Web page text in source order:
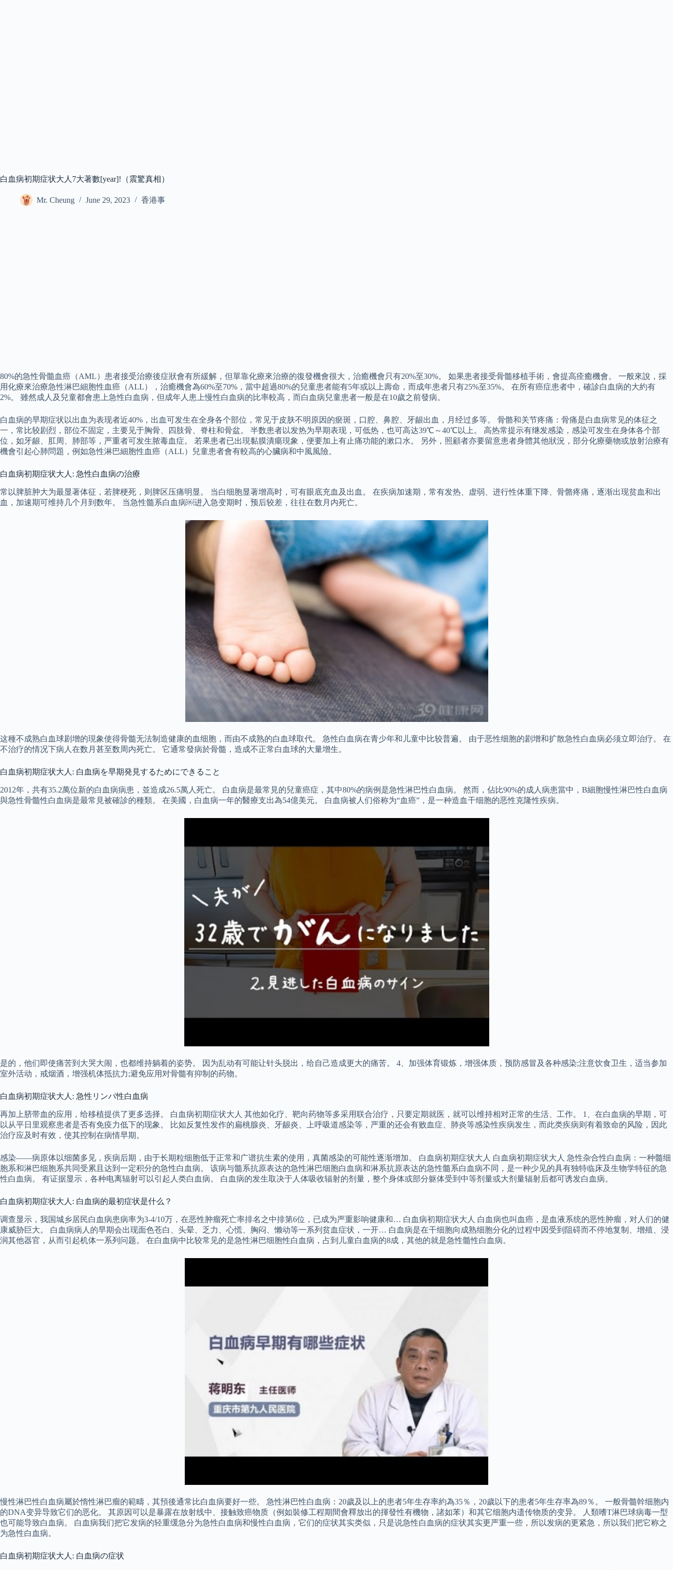
白血病初期症状大人7大著數[year]!（震驚真相）
Mr. Cheung June 29, 2023 香港事
80%的急性骨髓血癌（AML）患者接受治療後症狀會有所緩解，但單靠化療來治療的復發機會很大，治癒機會只有20%至30%。 如果患者接受骨髓移植手術，會提高痊癒機會。 一般來說，採
用化療來治療急性淋巴細胞性血癌（ALL），治癒機會為60%至70%，當中超過80%的兒童患者能有5年或以上壽命，而成年患者只有25%至35%。 在所有癌症患者中，確診白血病的大約有
2%。 雖然成人及兒童都會患上急性白血病，但成年人患上慢性白血病的比率較高，而白血病兒童患者一般是在10歲之前發病。
白血病的早期症状以出血为表现者近40%，出血可发生在全身各个部位，常见于皮肤不明原因的瘀斑，口腔、鼻腔、牙龈出血，月经过多等。 骨骼和关节疼痛：骨痛是白血病常见的体征之
一，常比较剧烈，部位不固定，主要见于胸骨、四肢骨、脊柱和骨盆。 半数患者以发热为早期表现，可低热，也可高达39℃～40℃以上。 高热常提示有继发感染，感染可发生在身体各个部
位，如牙龈、肛周、肺部等，严重者可发生脓毒血症。 若果患者已出現黏膜潰瘍現象，便要加上有止痛功能的漱口水。 另外，照顧者亦要留意患者身體其他狀況，部分化療藥物或放射治療有
機會引起心肺問題，例如急性淋巴細胞性血癌（ALL）兒童患者會有較高的心臟病和中風風險。
白血病初期症状大人: 急性白血病の治療
常以脾脏肿大为最显著体征，若脾梗死，则脾区压痛明显。 当白细胞显著增高时，可有眼底充血及出血。 在疾病加速期，常有发热、虚弱、进行性体重下降、骨骼疼痛，逐渐出现贫血和出
血，加速期可维持几个月到数年。 当急性髓系白血病￼进入急变期时，预后较差，往往在数月内死亡。
这種不成熟白血球剧增的現象使得骨髓无法制造健康的血细胞，而由不成熟的白血球取代。 急性白血病在青少年和儿童中比较普遍。 由于恶性细胞的剧增和扩散急性白血病必须立即治疗。 在
不治疗的情况下病人在数月甚至数周内死亡。 它通常發病於骨髓，造成不正常白血球的大量增生。
白血病初期症状大人: 白血病を早期発見するためにできること
2012年，共有35.2萬位新的白血病病患，並造成26.5萬人死亡。 白血病是最常見的兒童癌症，其中80%的病例是急性淋巴性白血病。 然而，佔比90%的成人病患當中，B細胞慢性淋巴性白血病
與急性骨髓性白血病是最常見被確診的種類。 在美國，白血病一年的醫療支出為54億美元。 白血病被人们俗称为“血癌”，是一种造血干细胞的恶性克隆性疾病。
是的，他们即使痛苦到大哭大闹，也都维持躺着的姿势。 因为乱动有可能让针头脱出，给自己造成更大的痛苦。 4、加强体育锻炼，增强体质，预防感冒及各种感染;注意饮食卫生，适当参加
室外活动，戒烟酒，增强机体抵抗力;避免应用对骨髓有抑制的药物。
白血病初期症状大人: 急性リンパ性白血病
再加上脐带血的应用，给移植提供了更多选择。 白血病初期症状大人 其他如化疗、靶向药物等多采用联合治疗，只要定期就医，就可以维持相对正常的生活、工作。 1、在白血病的早期，可
以从平日里观察患者是否有免疫力低下的现象。 比如反复性发作的扁桃腺炎、牙龈炎、上呼吸道感染等，严重的还会有败血症、肺炎等感染性疾病发生，而此类疾病则有着致命的风险，因此
治疗应及时有效，使其控制在病情早期。
感染——病原体以细菌多见，疾病后期，由于长期粒细胞低于正常和广谱抗生素的使用，真菌感染的可能性逐渐增加。 白血病初期症状大人 白血病初期症状大人 急性杂合性白血病：一种髓细
胞系和淋巴细胞系共同受累且达到一定积分的急性白血病。 该病与髓系抗原表达的急性淋巴细胞白血病和淋系抗原表达的急性髓系白血病不同，是一种少见的具有独特临床及生物学特征的急
性白血病。 有证据显示，各种电离辐射可以引起人类白血病。 白血病的发生取决于人体吸收辐射的剂量，整个身体或部分躯体受到中等剂量或大剂量辐射后都可诱发白血病。
白血病初期症状大人: 白血病的最初症状是什么？
调查显示，我国城乡居民白血病患病率为3-4/10万，在恶性肿瘤死亡率排名之中排第6位，已成为严重影响健康和… 白血病初期症状大人 白血病也叫血癌，是血液系统的恶性肿瘤，对人们的健
康威胁巨大。 白血病病人的早期会出现面色苍白、头晕、乏力、心慌、胸闷、懒动等一系列贫血症状，一开… 白血病是在干细胞向成熟细胞分化的过程中因受到阻碍而不停地复制、增殖、浸
润其他器官，从而引起机体一系列问题。 在白血病中比较常见的是急性淋巴细胞性白血病，占到儿童白血病的8成，其他的就是急性髓性白血病。
慢性淋巴性白血病屬於惰性淋巴瘤的範疇，其預後通常比白血病要好一些。 急性淋巴性白血病：20歲及以上的患者5年生存率約為35％，20歲以下的患者5年生存率為89％。 一般骨髓幹细胞内
的DNA变异导致它们的恶化。 其原因可以是暴露在放射线中、接触致癌物质（例如裝修工程期間會釋放出的揮發性有機物，諸如苯）和其它细胞内遗传物质的变异。 人類嗜T淋巴球病毒一型
也可能导致白血病。 白血病我们把它发病的轻重缓急分为急性白血病和慢性白血病，它们的症状其实类似，只是说急性白血病的症状其实更严重一些，所以发病的更紧急，所以我们把它称之
为急性白血病。
白血病初期症状大人: 白血病の症状